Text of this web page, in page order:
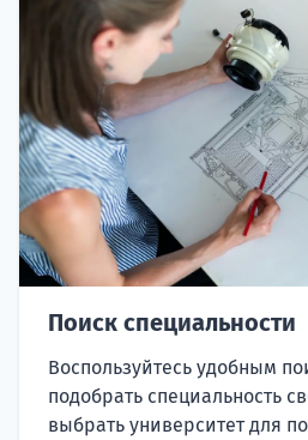
Поиск специальности
Воспользуйтесь удобным
подобрать специальность
выбрать университет для